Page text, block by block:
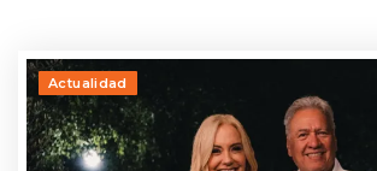
Actualidad